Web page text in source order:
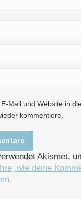
Mail und Website in
kommentiere.
Akismet,
wie deine